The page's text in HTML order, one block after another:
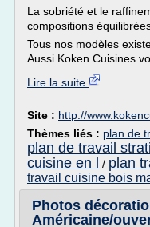
La sobriété et le
compositions
Tous nos modèles
Aussi Koken Cuisines
Lire la suite
Site : http://
Thèmes liés : plan de
plan de travail
cuisine en l
/ plan
travail cuisine bois
Photos
Américaine/